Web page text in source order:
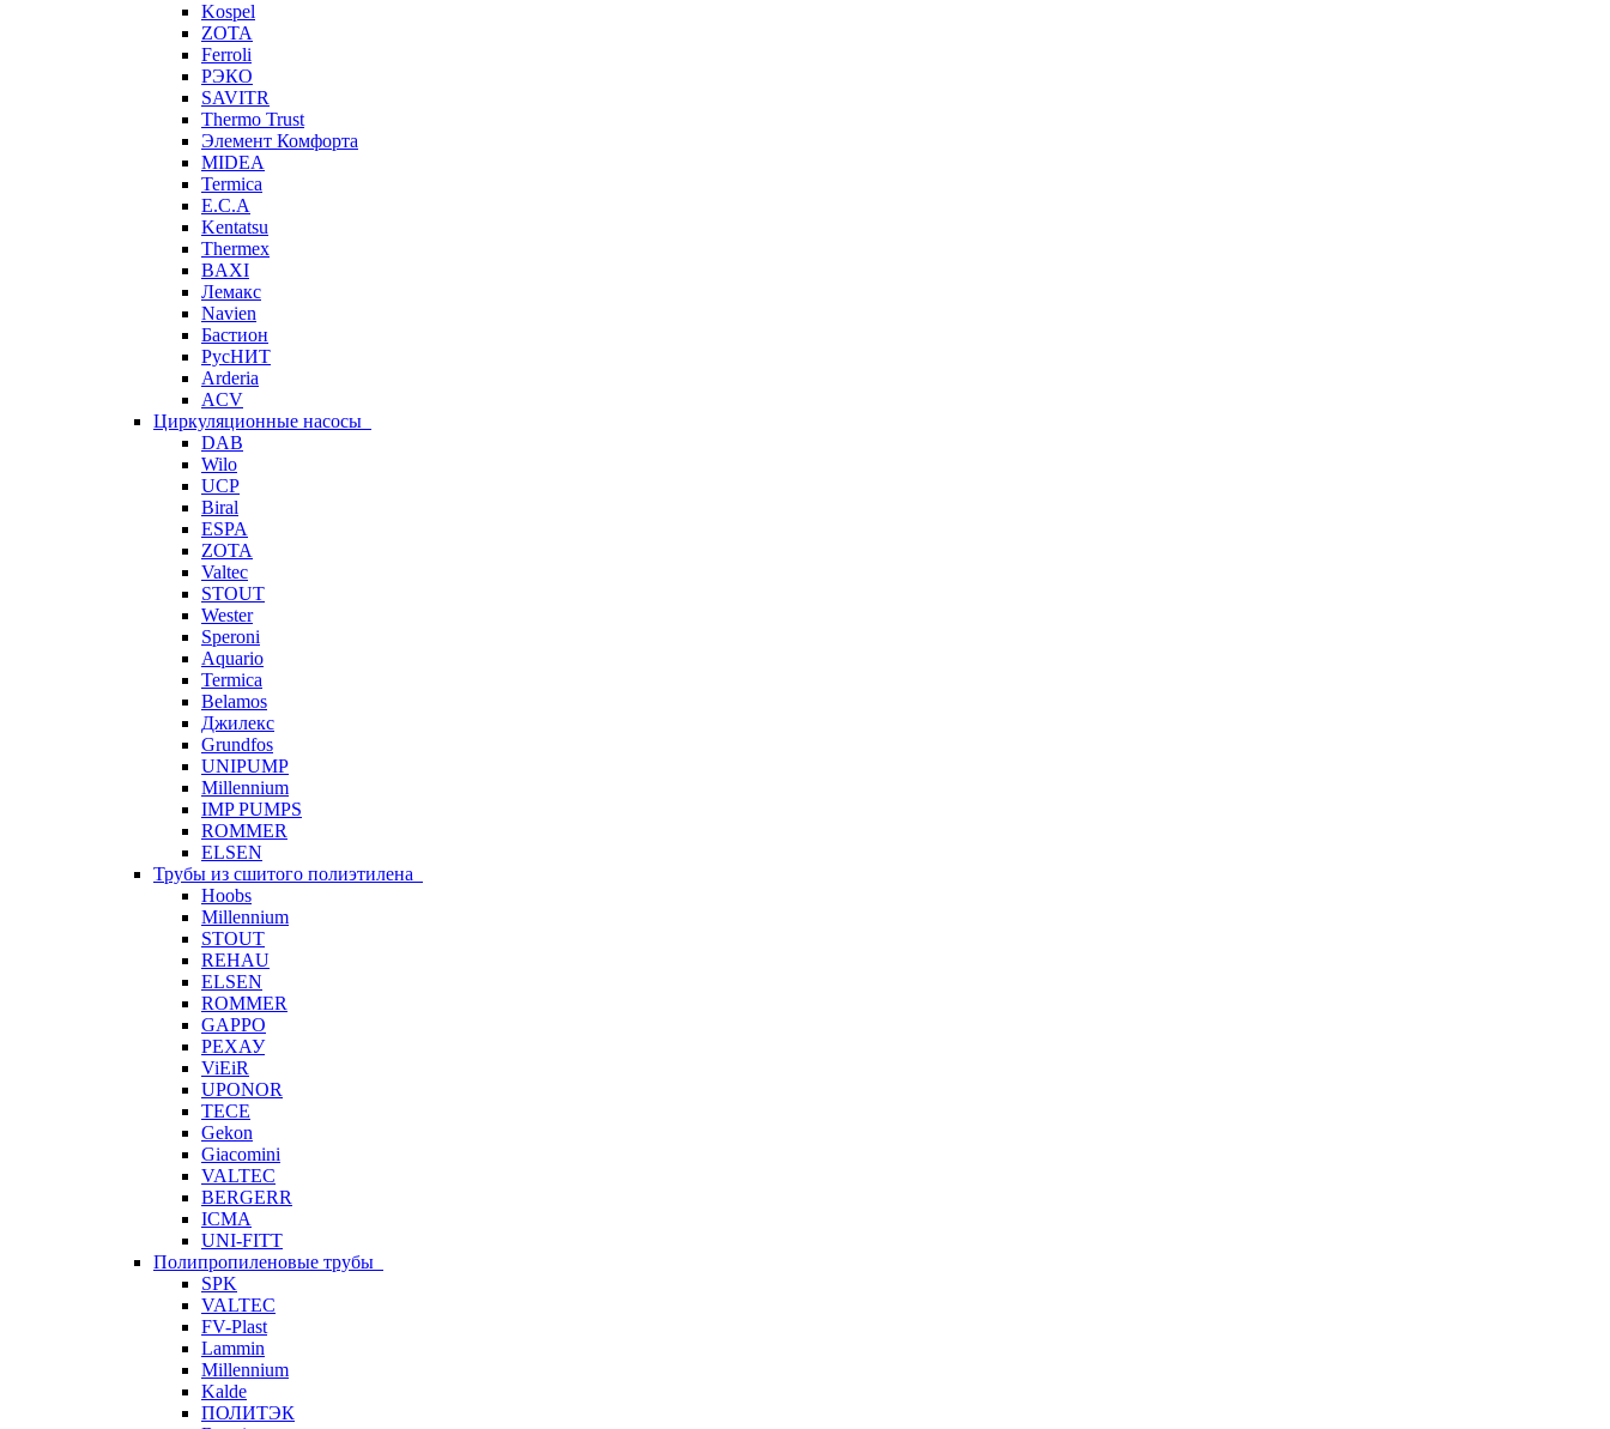
Kospel
ZOTA
Ferroli
РЭКО
SAVITR
Thermo Trust
Элемент Комфорта
MIDEA
Termica
E.C.A
Kentatsu
Thermex
BAXI
Лемакс
Navien
Бастион
РусНИТ
Arderia
ACV
Циркуляционные насосы
DAB
Wilo
UCP
Biral
ESPA
ZOTA
Valtec
STOUT
Wester
Speroni
Aquario
Termica
Belamos
Джилекс
Grundfos
UNIPUMP
Millennium
IMP PUMPS
ROMMER
ELSEN
Трубы из сшитого полиэтилена
Hoobs
Millennium
STOUT
REHAU
ELSEN
ROMMER
GAPPO
РЕХАУ
ViEiR
UPONOR
TECE
Gekon
Giacomini
VALTEC
BERGERR
ICMA
UNI-FITT
Полипропиленовые трубы
SPK
VALTEC
FV-Plast
Lammin
Millennium
Kalde
ПОЛИТЭК